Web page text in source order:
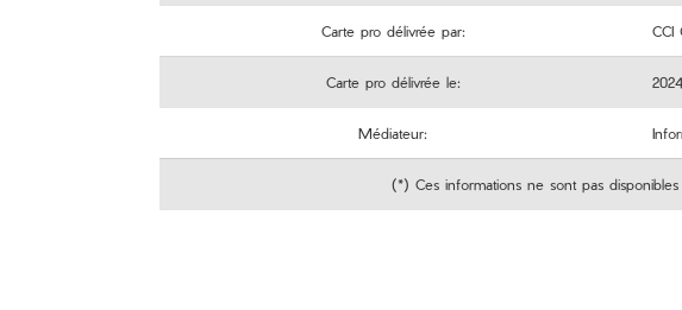
Carte pro délivrée par: CCI
Carte pro délivrée le:
Médiateur:
(*) Ces informations ne sont pas